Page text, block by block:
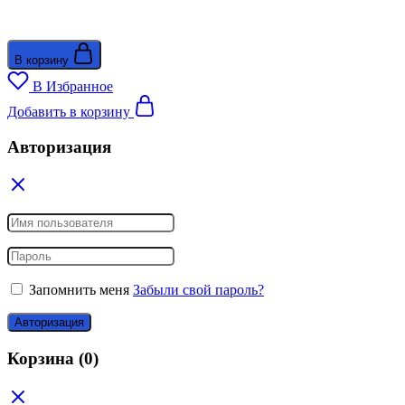
В корзину
В Избранное
Добавить в корзину
Авторизация
Запомнить меня Забыли свой пароль?
Авторизация
Корзина (0)